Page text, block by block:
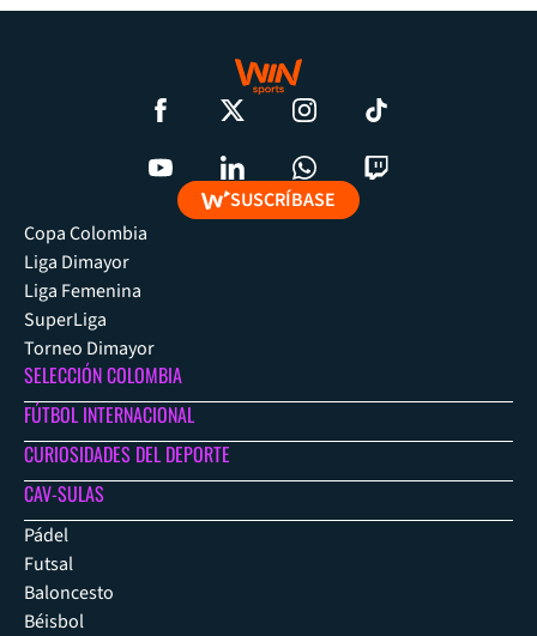
SUSCRÍBASE
Copa Colombia
Liga Dimayor
Liga Femenina
SuperLiga
Torneo Dimayor
SELECCIÓN COLOMBIA
FÚTBOL INTERNACIONAL
CURIOSIDADES DEL DEPORTE
CAV-SULAS
Pádel
Futsal
Baloncesto
Béisbol